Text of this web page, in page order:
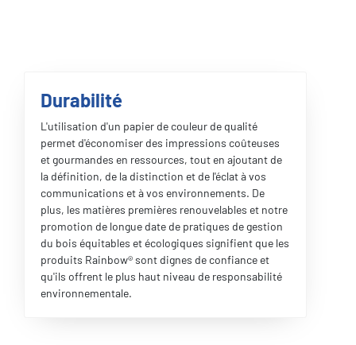
Durabilité
L'utilisation d'un papier de couleur de qualité
permet d'économiser des impressions coûteuses
et gourmandes en ressources, tout en ajoutant de
la définition, de la distinction et de l'éclat à vos
communications et à vos environnements. De
plus, les matières premières renouvelables et notre
promotion de longue date de pratiques de gestion
du bois équitables et écologiques signifient que les
produits Rainbow® sont dignes de confiance et
qu'ils offrent le plus haut niveau de responsabilité
environnementale.